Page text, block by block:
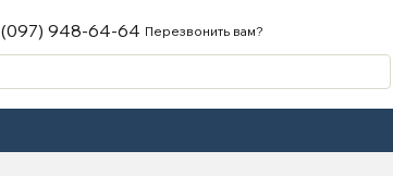
(097) 948-64-64 Перезвонить вам?